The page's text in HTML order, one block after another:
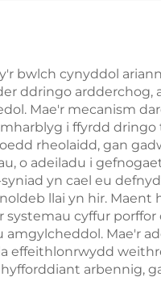
bwlch cynyddol
ddringo ardderchog,
Mae'r mecanism
i ffyrdd
rheolaidd, gan
o adeiladu i
yn cael eu
llai yn hir.
systemau cyffur
Mae'r
effeithlonrwydd
arbennig,